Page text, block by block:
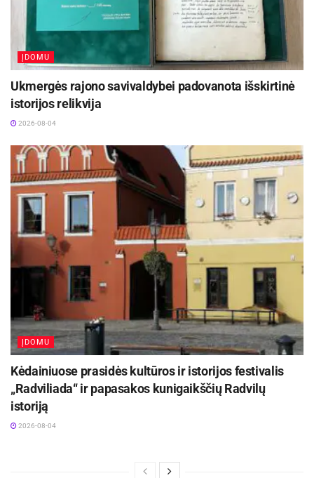
ĮDOMU
Ukmergės rajono savivaldybei padovanota išskirtinė
istorijos relikvija
2026-08-04
ĮDOMU
Kėdainiuose prasidės kultūros ir istorijos festivalis
„Radviliada“ ir papasakos kunigaikščių Radvilų
istoriją
2026-08-04